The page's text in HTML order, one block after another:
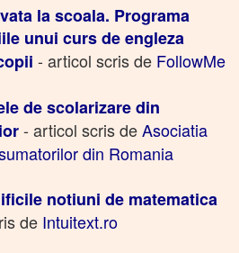
la scoala. Programa
unui curs de engleza
- articol scris de FollowMe
de scolarizare din
- articol scris deAsociatia
din Romania
notiuni de matematica
de Intuitext.ro